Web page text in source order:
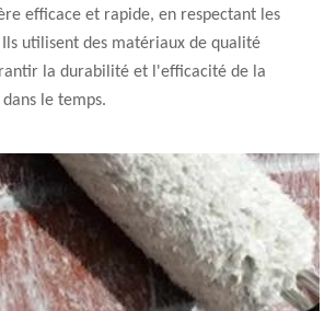
efficace et rapide, en respectant les
utilisent des matériaux de qualité
la durabilité et l'efficacité de la
le temps.